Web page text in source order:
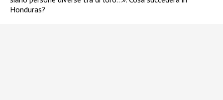
Honduras?